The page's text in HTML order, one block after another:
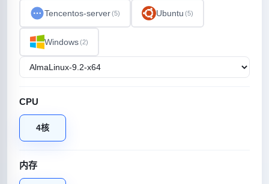
Tencentos-server(5) Ubuntu (5)
Windows(2)
CPU
4核
内存